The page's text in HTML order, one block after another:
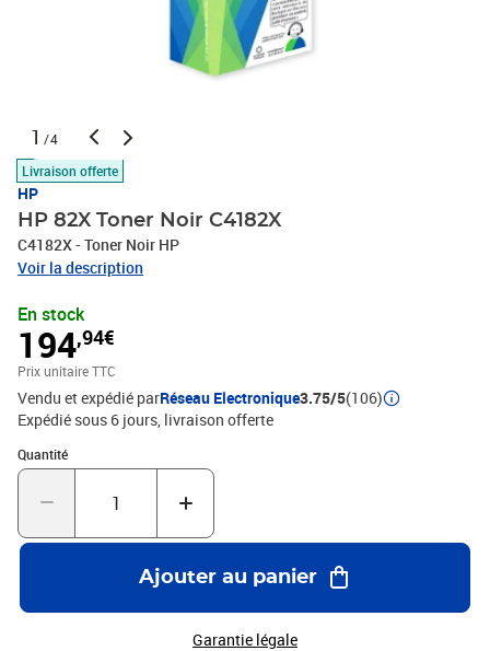
1 /4
Livraison offerte
HP
HP 82X Toner Noir C4182X
C4182X - Toner Noir HP
Voir la description
En stock
194,94€
Prix unitaire TTC
Vendu et expédié parRéseau Electronique3.75/5(106)
Expédié sous 6 jours livraison offerte
Quantité
Quantité : 1
Ajouter au panier
Garantie légale